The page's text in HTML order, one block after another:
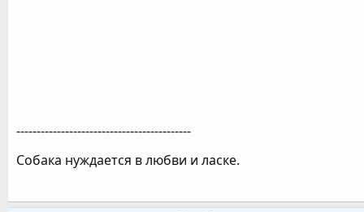
-------------------------------------------
Собака нуждается в любви и ласке.